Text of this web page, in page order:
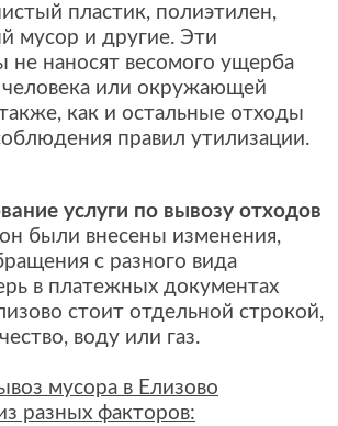
пластик, полиэтилен,
мусор и другие. Эти
не наносят весомого ущерба
или окружающей
как и остальные отходы
правил утилизации.
услуги по вывозу отходов
были внесены изменения,
с разного вида
в платежных документах
стоит отдельной строкой,
воду или газ.
мусора в Елизово
разных факторов: